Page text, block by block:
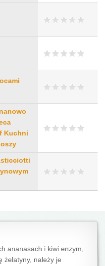
Kuchni
ananasach i kiwi enzym,
żelatyny, należy je